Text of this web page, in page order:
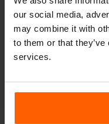
our social media,
may combine it with
to them or that
services.
Apple iPad
Apple iPad